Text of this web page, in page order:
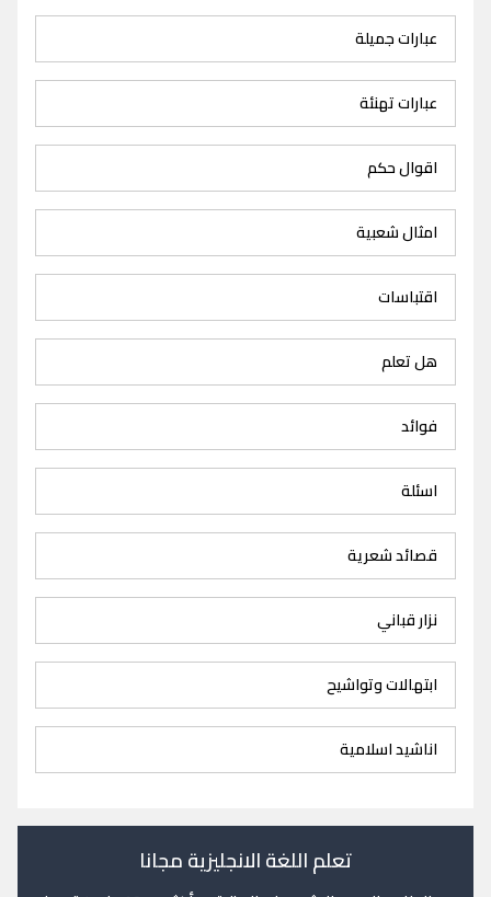
عبارات جميلة
عبارات تهنئة
اقوال حكم
امثال شعبية
اقتباسات
هل تعلم
فوائد
اسئلة
قصائد شعرية
نزار قباني
ابتهالات وتواشيح
اناشيد اسلامية
تعلم اللغة الانجليزية مجانا